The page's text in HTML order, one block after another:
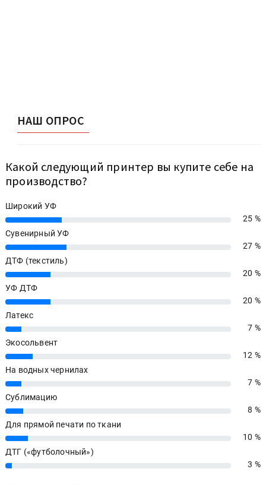
НАШ ОПРОС
Какой следующий принтер вы купите себе на
производство?
Широкий УФ
25%
25 %
Сувенирный УФ
27%
27 %
ДТФ (текстиль)
20%
20 %
УФ ДТФ
20%
20 %
Латекс
7%
7 %
Экосольвент
12%
12 %
На водных чернилах
7%
7 %
Сублимацию
8%
8 %
Для прямой печати по ткани
10%
10 %
ДТГ («футболочный»)
3% 3 %